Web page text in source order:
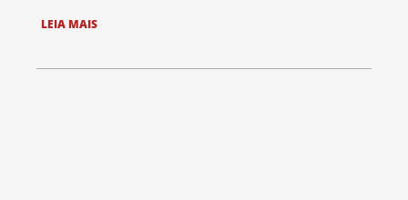
LEIA MAIS